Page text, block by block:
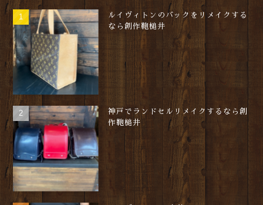
ルイヴィトンのバックをリメイクする
なら創作鞄槌井
神戸でランドセルリメイクするなら創
作鞄槌井